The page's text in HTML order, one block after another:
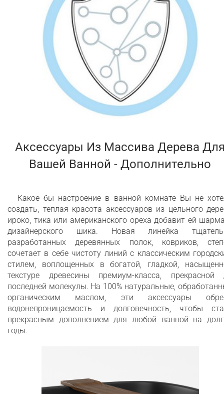
Аксессуары Из Массива Дерева
Вашей Ванной - Дополнительно
Какое бы настроение в ванной комнате Вы не
создать, теплая красота аксессуаров из цельного
ироко, тика или американского ореха добавит ей
дизайнерского шика. Новая линейка
разработанных деревянных полок, ковриков,
сочетает в себе чистоту линий с классическим
стилем, воплощенных в богатой, гладкой,
текстуре древесины премиум-класса, прекрасной
последней молекулы. На 100% натуральные,
органическим маслом, эти аксессуары
водонепроницаемость и долговечность, чтобы
прекрасным дополнением для любой ванной на
годы.